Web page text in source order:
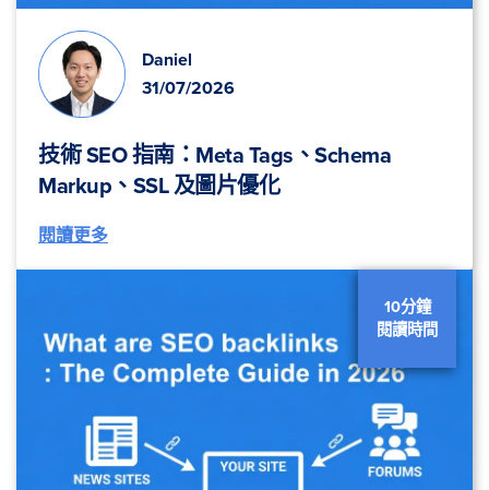
Daniel
31/07/2026
技術 SEO 指南：Meta Tags、Schema
Markup、SSL 及圖片優化
閱讀更多
10分鐘
閱讀時間